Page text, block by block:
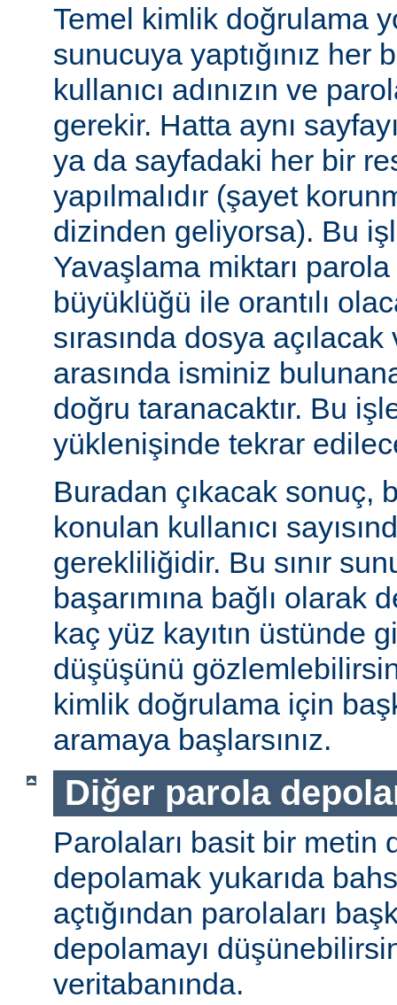
Temel kimlik doğrulama
sunucuya yaptığınız her
kullanıcı adınızın ve
gerekir. Hatta aynı
ya da sayfadaki her bir
yapılmalıdır (şayet
dizinden geliyorsa). Bu
Yavaşlama miktarı parola
büyüklüğü ile orantılı
sırasında dosya açılacak
arasında isminiz
doğru taranacaktır. Bu
yüklenişinde tekrar
Buradan çıkacak sonuç,
konulan kullanıcı
gerekliliğidir. Bu sınır
başarımına bağlı olarak
kaç yüz kayıtın üstünde
düşüşünü
kimlik doğrulama için
aramaya başlarsınız.
Diğer parola
Parolaları basit bir metin
depolamak yukarıda
açtığından parolaları
depolamayı
veritabanında.